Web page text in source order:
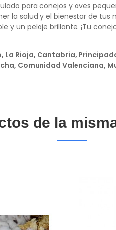
para conejos y aves
la salud y el bienestar de tus
y un pelaje brillante. ¡Tu
Rioja, Cantabria,
Comunidad Valenciana,
de la